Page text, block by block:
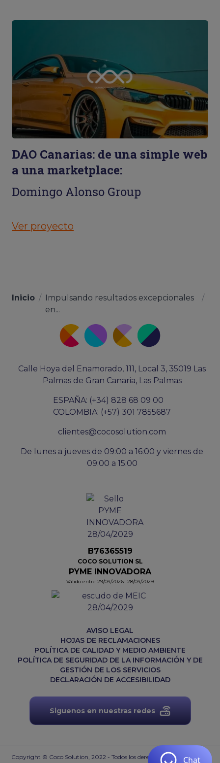
DAO Canarias: de una simple web
a una marketplace:
Domingo Alonso Group
Ver proyecto
Inicio /
Impulsando resultados excepcionales
en...
/
Calle Hoya del Enamorado, 111, Local 3, 35019 Las
Palmas de Gran Canaria, Las Palmas
ESPAÑA: (+34) 828 68 09 00
COLOMBIA: (+57) 301 7855687
clientes@cocosolution.com
De lunes a jueves de 09:00 a 16:00 y viernes de
09:00 a 15:00
B76365519
COCO SOLUTION SL
PYME INNOVADORA
Válido entre 29/04/2026- 28/04/2029
AVISO LEGAL
HOJAS DE RECLAMACIONES
POLÍTICA DE CALIDAD Y MEDIO AMBIENTE
POLÍTICA DE SEGURIDAD DE LA INFORMACIÓN Y DE
GESTIÓN DE LOS SERVICIOS
DECLARACIÓN DE ACCESIBILIDAD
Siguenos en nuestras redes
Copyright © Coco Solution, 2022 - Todos los derechos reservados.Web